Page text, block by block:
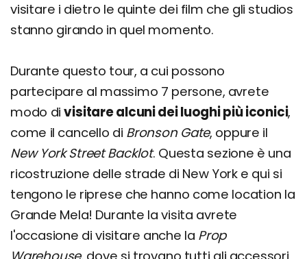
visitare i dietro le quinte dei film che gli studios
stanno girando in quel momento.
Durante questo tour, a cui possono
partecipare al massimo 7 persone, avrete
modo divisitare alcuni dei luoghi più iconici,
come il cancello di Bronson Gate, oppure il
New York Street Backlot. Questa sezione è una
ricostruzione delle strade di New York e qui si
tengono le riprese che hanno come location la
Grande Mela! Durante la visita avrete
l'occasione di visitare anche la Prop